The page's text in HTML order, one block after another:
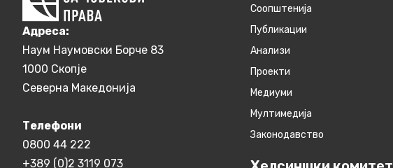
Aдреса:
Наум Наумовски Борче 83
1000 Скопје
Северна Македонија
Телефони
0800 44 222
+389 (0)2 3119 073
Соопштенија
Публикации
Анализи
Проекти
Медиуми
Мултимедија
Законодавство